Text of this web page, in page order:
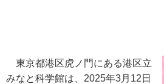
東京都港区虎ノ門にある港区立
みなと科学館は、2025年3月12日